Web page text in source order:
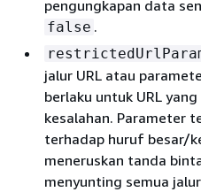
pengungkapan data
false .
jalur URL atau
berlaku untuk URL
kesalahan. Parameter
terhadap huruf besar/
meneruskan tanda
menyunting semua